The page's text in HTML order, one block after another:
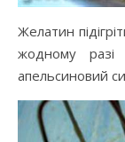
Желатин
жодному
апельсиновий